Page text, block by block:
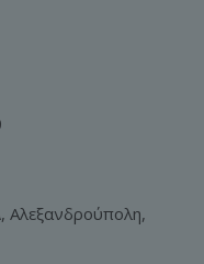
Αλεξανδρούπολη,